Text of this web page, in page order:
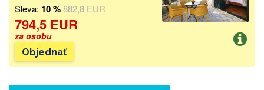
Sleva: 10 %882,8 EUR
794,5 EUR
za osobu
Objednať